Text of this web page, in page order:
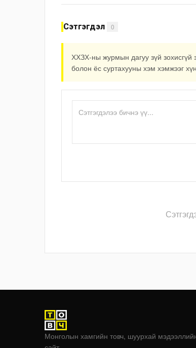
Сэтгэгдэл 0
ХХЗХ-ны журмын дагуу зүй зохисгүй
болон ёс суртахууны хэм хэмжээг
Монголын хамгийн товч, шуурхай